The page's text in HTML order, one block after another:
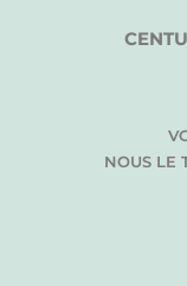
NOUS LE